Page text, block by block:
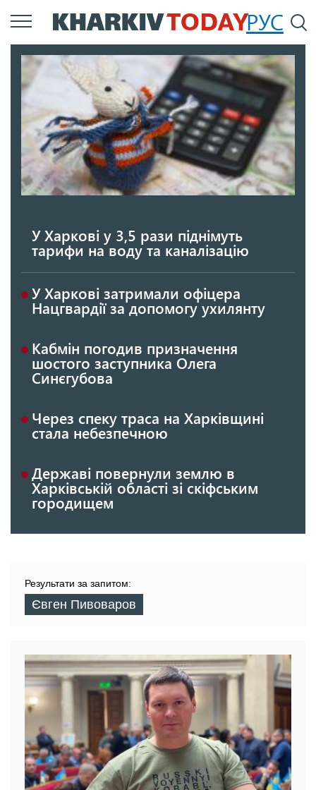
Перейти
до
вмісту
РУС
У Харкові у 3,5 рази піднімуть
тарифи на воду та каналізацію
У Харкові затримали офіцера
Нацгвардії за допомогу ухилянту
Кабмін погодив призначення
шостого заступника Олега
Синєгубова
Через спеку траса на Харківщині
стала небезпечною
Державі повернули землю в
Харківській області зі скіфським
городищем
Результати за запитом:
Євген Пивоваров